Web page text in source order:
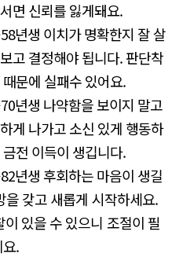
면 신뢰를 잃게돼요.
년생 이치가 명확한지 잘 살
고 결정해야 됩니다. 판단착
때문에 실패수 있어요.
년생 나약함을 보이지 말고
게 나가고 소신 있게 행동하
금전 이득이 생깁니다.
년생 후회하는 마음이 생길
갖고 새롭게 시작하세요.
있을 수 있으니 조절이 필
.